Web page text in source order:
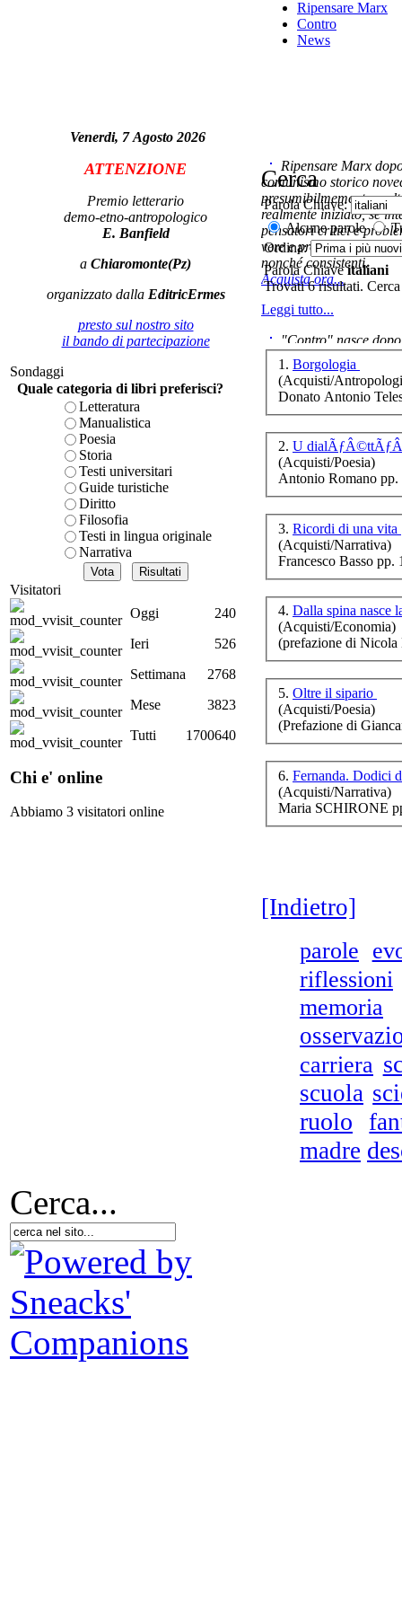
LA
Venerdi, 7 Agosto 2026
ATTENZIONE
Premio letterario
demo-etno-antropologico
E. Banfield
a Chiaromonte(Pz)
organizzato dalla EditricErmes
presto sul nostro sito
il bando di partecipazione
Sondaggi
Quale categoria di libri preferisci?
Letteratura
Manualistica
Poesia
Storia
Testi universitari
Guide turistiche
Diritto
Filosofia
Testi in lingua originale
Narrativa
Visitatori
Oggi
240
Ieri
526
Settimana
2768
Mese
3823
Tutti
1700640
Chi e' online
Abbiamo 3 visitatori online
Ripensare Marx
Contro
News
Ripensare Marx
comunismo storico
presumibilmemente
realmente iniziato, se
pensatori critici e
vere e proprie correnti
nonché consistenti.
Acquista ora...
Leggi tutto...
"Contro" nasce
cominciato con la
ripensaremarx. i saggi
questa collaborazione
è teorica, sempre però
presente fase.
Acquista ora...
A feed could not be
http://www.lastampa.it/
Cerca
Parola Chiave:
Alcune parole
Ordina:
Parola Chiaveitaliani
Trovati 6 risultati.
1. Borgologia
(Acquisti/
Donato Antonio
2. U
(Acquisti/Poesia)
Antonio Romano pp.
3. Ricordi di una vita
(Acquisti/Narrativa)
Francesco Basso pp.
4. Dalla spina nasce
(Acquisti/Economia)
(prefazione di
5. Oltre il sipario
(Acquisti/Poesia)
(Prefazione di
6. Fernanda. Dodici
(Acquisti/Narrativa)
Maria SCHIRONE
[Indietro]
parole
riflessioni
memoria
carriera
scuola
ruolo
madre
Cerca...